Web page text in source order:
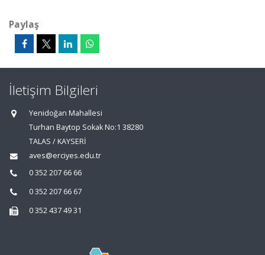
Paylaş
İletişim Bilgileri
Yenidoğan Mahallesi
Turhan Baytop Sokak No:1 38280
TALAS / KAYSERİ
aves@erciyes.edu.tr
0 352 207 66 66
0 352 207 66 67
0 352 437 49 31